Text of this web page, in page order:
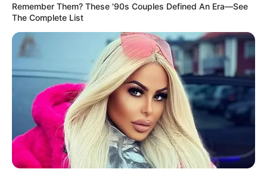
Remember Them? These '90s Couples Defined An Era—See
The Complete List